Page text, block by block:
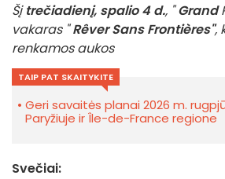
Šįtrečiadienį, spalio 4 d., "Grand
vakaras "Rêver Sans Frontières",
renkamos aukos
TAIP PAT SKAITYKITE
Geri savaitės planai 2026 m.
Paryžiuje ir Île-de-France regione
Svečiai: